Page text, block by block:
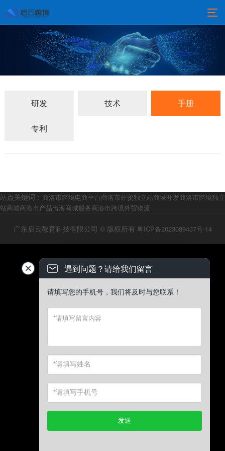
研发 技术 手册
专利
站点关键词： 商洛市跨境电商平台商洛市外贸独立站商城开发商洛市跨境独立
站商城商洛市产品出海商城服务商洛市跨境外贸物流
广东启云教育科技有限公司 © 版权所有 粤ICP备2023089437号-14
遇到问题？请给我们留言
请填写您的手机号，我们将及时与您联系！